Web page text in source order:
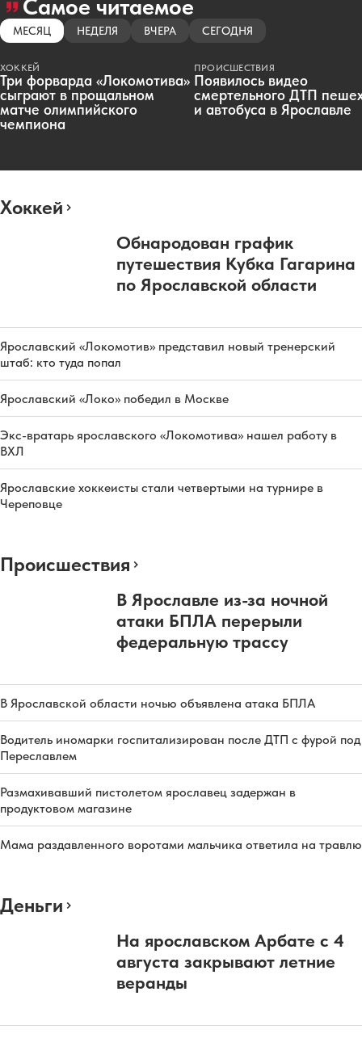
Самое читаемое
МЕСЯЦ НЕДЕЛЯ ВЧЕРА СЕГОДНЯ
ХОККЕЙ
Три форварда «Локомотива»
сыграют в прощальном
матче олимпийского
чемпиона
ПРОИСШЕСТВИЯ
Появилось видео
смертельного ДТП
и автобуса в Ярославле
Хоккей
Обнародован график
путешествия Кубка Гагарина
по Ярославской области
Ярославский «Локомотив» представил новый тренерский
штаб: кто туда попал
Ярославский «Локо» победил в Москве
Экс-вратарь ярославского «Локомотива» нашел работу в
ВХЛ
Ярославские хоккеисты стали четвертыми на турнире в
Череповце
Происшествия
В Ярославле из-за ночной
атаки БПЛА перерыли
федеральную трассу
В Ярославской области ночью объявлена атака БПЛА
Водитель иномарки госпитализирован после ДТП с фурой под
Переславлем
Размахивавший пистолетом ярославец задержан в
продуктовом магазине
Мама раздавленного воротами мальчика ответила на травлю
Деньги
На ярославском Арбате с 4
августа закрывают летние
веранды